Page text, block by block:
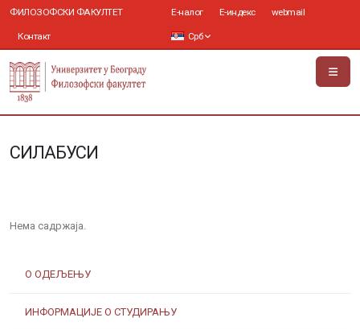
ФИЛОЗОФСКИ ФАКУЛТЕТ
Контакт
Е-налог Е-индекс webmail
Срб
СИЛАБУСИ
О ОДЕЉЕЊУ
ИНФОРМАЦИЈЕ О СТУДИРАЊУ
Нема садржаја.